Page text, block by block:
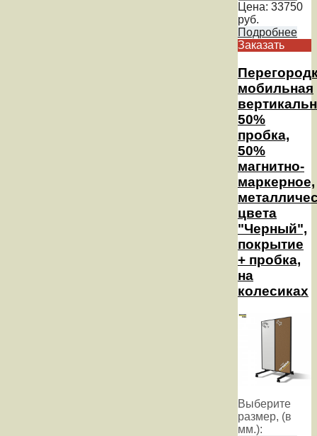
Цена: 33750
руб.
Подробнее
Заказать
мобильная
50%
пробка,
50%
магнитно-
маркерное,
цвета
"Черный",
покрытие
+ пробка,
на
колесиках
Выберите
размер, (в
мм.):